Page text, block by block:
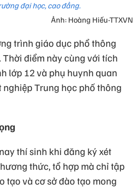
đại học, cao đẳng.
Ảnh: Hoàng Hiếu-TTXVN
trình giáo dục phổ thông
điểm này cùng với tích
lớp 12 và phụ huynh quan
Trung học phố thông
thí sinh khi đăng ký xét
thức, tổ hợp mà chỉ tập
tạo và cơ sở đào tạo mong